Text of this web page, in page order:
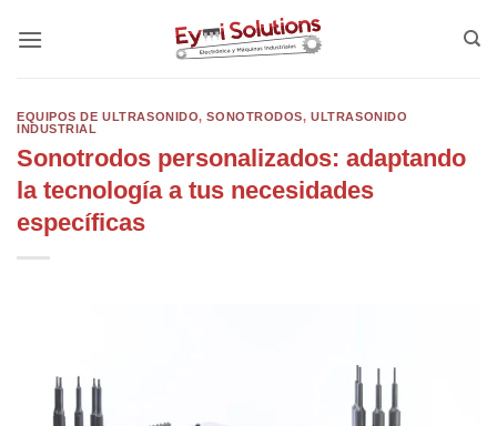
EQUIPOS DE ULTRASONIDO,SONOTRODOS,ULTRASONIDO
INDUSTRIAL
Sonotrodos personalizados: adaptando
la tecnología a tus necesidades
específicas